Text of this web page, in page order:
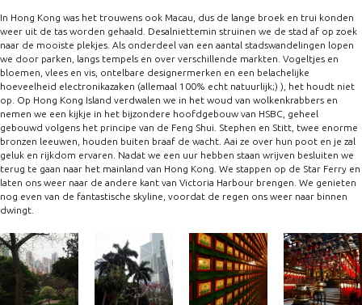
In Hong Kong was het trouwens ook Macau, dus de lange broek en trui konden
weer uit de tas worden gehaald. Desalniettemin struinen we de stad af op zoek
naar de mooiste plekjes. Als onderdeel van een aantal stadswandelingen lopen
we door parken, langs tempels en over verschillende markten. Vogeltjes en
bloemen, vlees en vis, ontelbare designermerken en een belachelijke
hoeveelheid electronikazaken (allemaal 100% echt natuurlijk;) ), het houdt niet
op. Op Hong Kong Island verdwalen we in het woud van wolkenkrabbers en
nemen we een kijkje in het bijzondere hoofdgebouw van HSBC, geheel
gebouwd volgens het principe van de Feng Shui. Stephen en Stitt, twee enorme
bronzen leeuwen, houden buiten braaf de wacht. Aai ze over hun poot en je zal
geluk en rijkdom ervaren. Nadat we een uur hebben staan wrijven besluiten we
terug te gaan naar het mainland van Hong Kong. We stappen op de Star Ferry en
laten ons weer naar de andere kant van Victoria Harbour brengen. We genieten
nog even van de fantastische skyline, voordat de regen ons weer naar binnen
dwingt.